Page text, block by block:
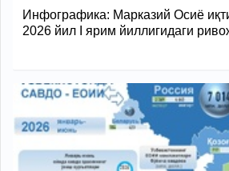
Инфографика: Марказий Осиё
2026 йил I ярим йиллигидаги